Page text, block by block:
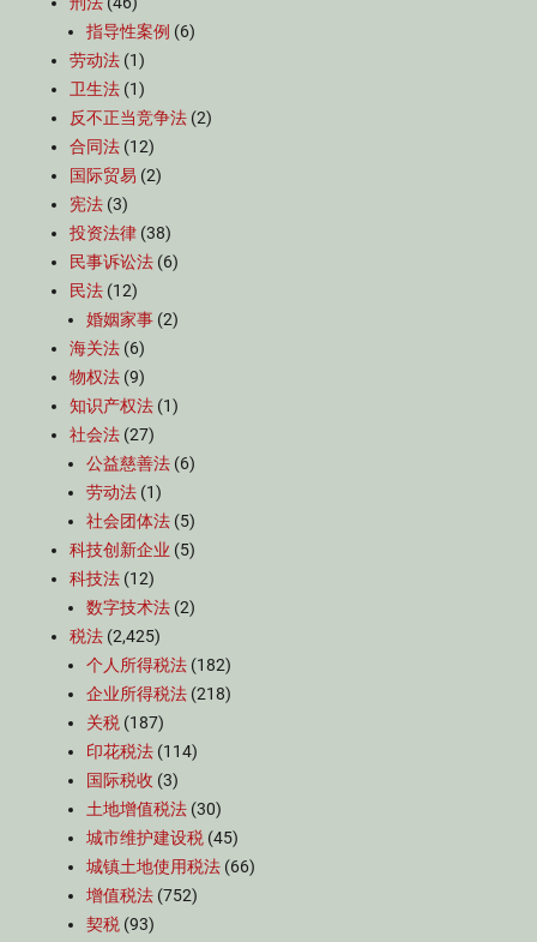
指导性案例 (6)
劳动法 (1)
卫生法 (1)
反不正当竞争法 (2)
合同法 (12)
国际贸易 (2)
宪法 (3)
投资法律 (38)
民事诉讼法 (6)
民法 (12)
婚姻家事 (2)
海关法 (6)
物权法 (9)
知识产权法 (1)
社会法 (27)
公益慈善法 (6)
劳动法 (1)
社会团体法 (5)
科技创新企业 (5)
科技法 (12)
数字技术法 (2)
税法 (2,425)
个人所得税法 (182)
企业所得税法 (218)
关税 (187)
印花税法 (114)
国际税收 (3)
土地增值税法 (30)
城市维护建设税 (45)
城镇土地使用税法 (66)
增值税法 (752)
契税 (93)